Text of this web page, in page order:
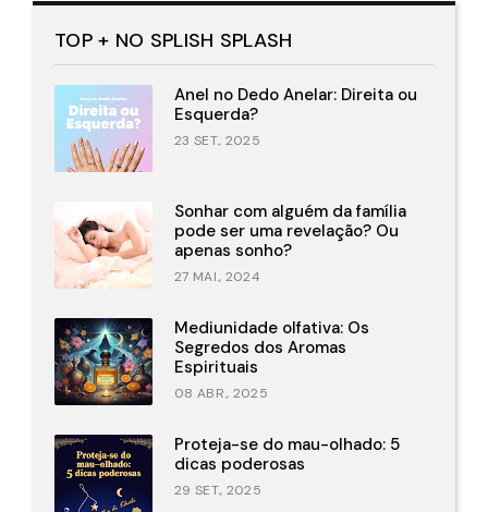
TOP + NO SPLISH SPLASH
Anel no Dedo Anelar: Direita ou
Esquerda?
23 SET., 2025
Sonhar com alguém da família
pode ser uma revelação? Ou
apenas sonho?
27 MAI., 2024
Mediunidade olfativa: Os
Segredos dos Aromas
Espirituais
08 ABR., 2025
Proteja-se do mau-olhado: 5
dicas poderosas
29 SET., 2025